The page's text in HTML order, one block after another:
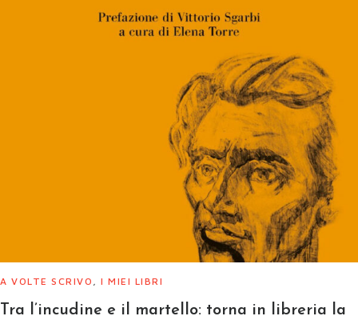
A VOLTE SCRIVO , I MIEI LIBRI
Tra l’incudine e il martello: torna in libreria la